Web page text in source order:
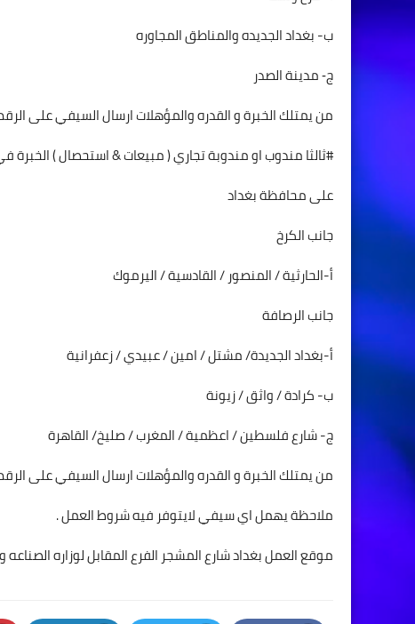
ب- بغداد الجديده والمناطق المجاوره
ج‐ مدينة الصدر
من يمتلك الخبرة و القدره والمؤهلات ارسال السيفي على الرقم
#ثالثا مندوب او مندوبة تجاري ( مبيعات & استحصال )
على محافظة بغداد
جانب الكرخ
أ-الحارثية / المنصور / القادسية / اليرموك
جانب الرصافة
أ-بغداد الجديدة/ مشتل / امين / عبيدي / زعفرانية
ب- كرادة / واثق / زيونة
ج- شارع فلسطين / اعظمية / المغرب / صليخ/ القاهرة
من يمتلك الخبرة و القدره والمؤهلات ارسال السيفي على الرقم
ملاحظة يهمل اي سيفي لايتوفر فيه شروط العمل .
موقع العمل بغداد شارع المشجر الفرع المقابل لوزاره